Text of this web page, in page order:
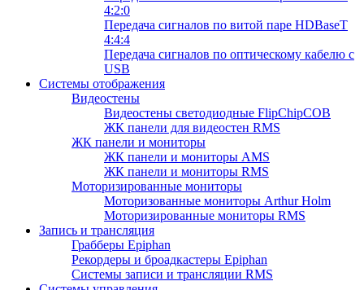
4:2:0
Передача сигналов по витой паре HDBaseT
4:4:4
Передача сигналов по оптическому кабелю с
USB
Системы отображения
Видеостены
Видеостены светодиодные FlipChipCOB
ЖК панели для видеостен RMS
ЖК панели и мониторы
ЖК панели и мониторы AMS
ЖК панели и мониторы RMS
Моторизированные мониторы
Моторизованные мониторы Arthur Holm
Моторизированные мониторы RMS
Запись и трансляция
Грабберы Epiphan
Рекордеры и броадкастеры Epiphan
Системы записи и трансляции RMS